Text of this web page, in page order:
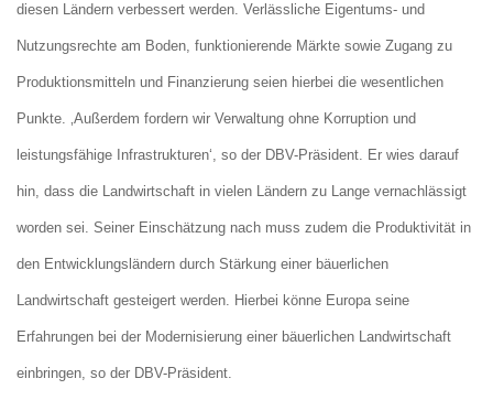
diesen Ländern verbessert werden. Verlässliche Eigentums- und
Nutzungsrechte am Boden, funktionierende Märkte sowie Zugang zu
Produktionsmitteln und Finanzierung seien hierbei die wesentlichen
Punkte. ‚Außerdem fordern wir Verwaltung ohne Korruption und
leistungsfähige Infrastrukturen‘, so der DBV-Präsident. Er wies darauf
hin, dass die Landwirtschaft in vielen Ländern zu Lange vernachlässigt
worden sei. Seiner Einschätzung nach muss zudem die Produktivität in
den Entwicklungsländern durch Stärkung einer bäuerlichen
Landwirtschaft gesteigert werden. Hierbei könne Europa seine
Erfahrungen bei der Modernisierung einer bäuerlichen Landwirtschaft
einbringen, so der DBV-Präsident.